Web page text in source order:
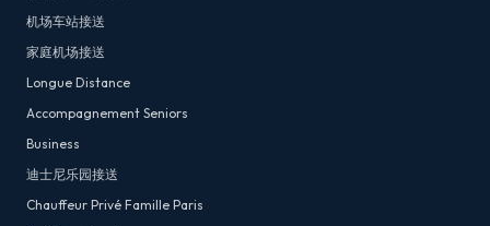
机场车站接送
家庭机场接送
Longue Distance
Accompagnement Seniors
Business
迪士尼乐园接送
Chauffeur Privé Famille Paris